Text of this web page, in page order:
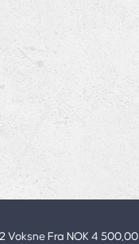
2 Voksne Fra NOK 4 500,00